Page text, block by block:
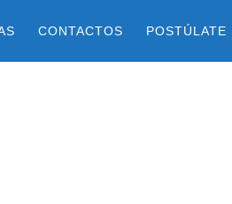
CONTACTOS POSTÚLATE